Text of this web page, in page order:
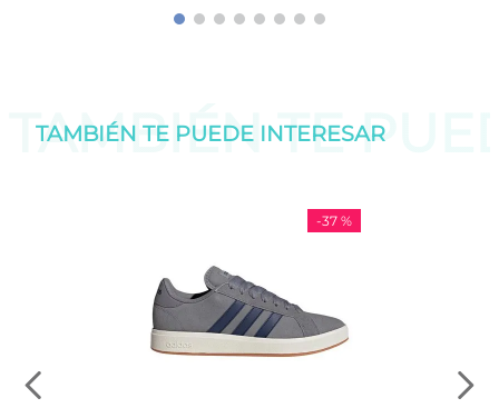
TAMBIÉN TE
TAMBIÉN TE PUEDE INTERESAR
-37 %